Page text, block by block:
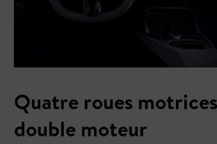
Quatre roues
double moteur